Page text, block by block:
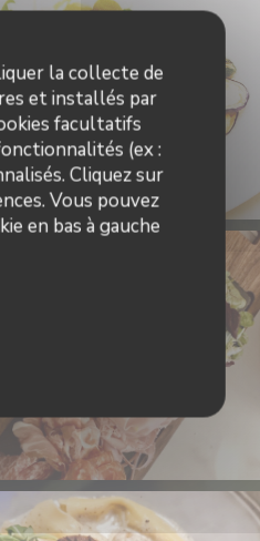
la collecte de
et installés par
facultatifs
(ex :
Cliquez sur
Vous pouvez
en bas à gauche
Primo Bacio